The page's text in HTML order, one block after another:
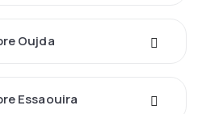
Oujda
Essaouira